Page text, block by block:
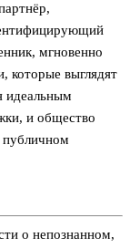
мгновенно
которые выглядят
идеальным
и общество
публичном
о непознанном,